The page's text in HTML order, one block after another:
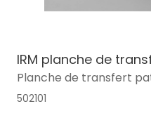
IRM planche de
Planche de transfert
502101